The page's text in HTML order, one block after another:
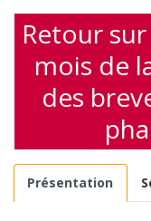
Retour
mois de
des
Présentation